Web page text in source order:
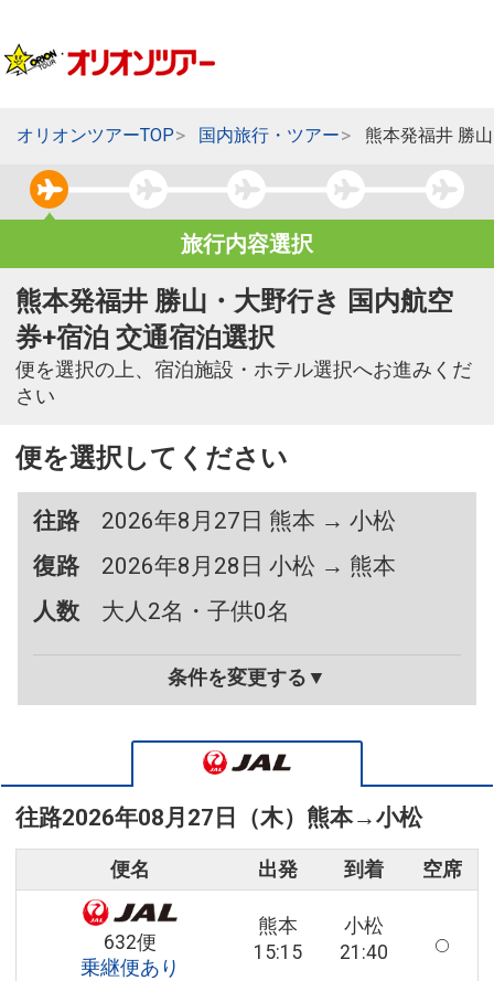
オリオンツアーTOP 国内旅行・ツアー 熊本発福井 勝
旅行内容選択
熊本発福井 勝山・大野行き 国内航空
券+宿泊 交通宿泊選択
便を選択の上、宿泊施設・ホテル選択へお進みくだ
さい
便を選択してください
往路
2026年8月27日 熊本 → 小松
復路
2026年8月28日 小松 → 熊本
人数
大人2名・子供0名
条件を変更する▼
往路2026年08月27日（木） 熊本→小松
便名 出発 到着 空席
632便
乗継便あり
熊本
15:15
小松
21:40